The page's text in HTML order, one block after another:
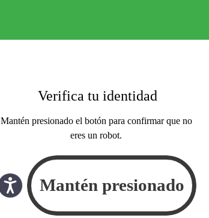
Verifica tu identidad
Mantén presionado el botón para confirmar que no
eres un robot.